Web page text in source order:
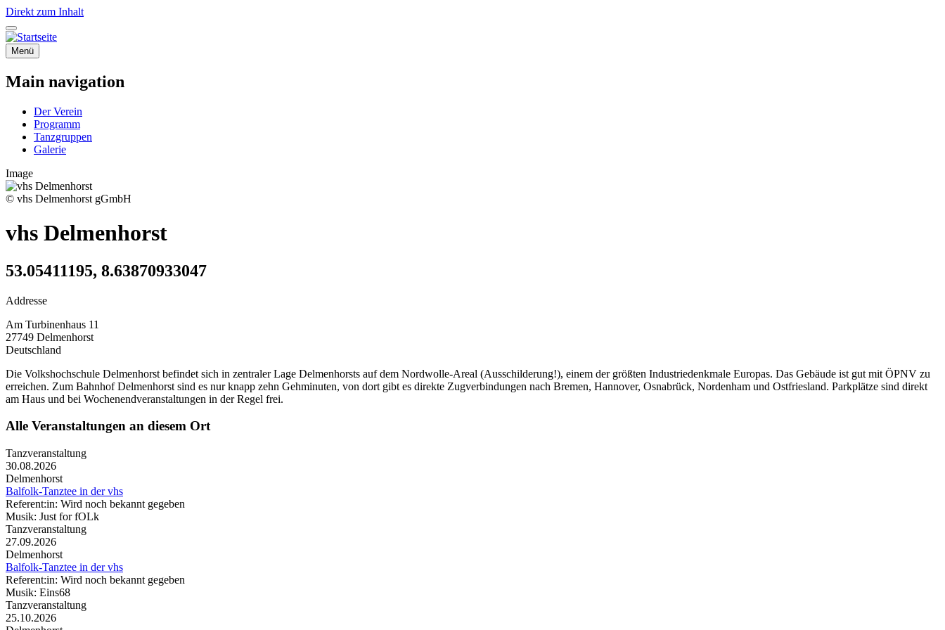
Direkt zum Inhalt
Menü
Main navigation
Der Verein
Programm
Tanzgruppen
Galerie
Image
© vhs Delmenhorst gGmbH
vhs Delmenhorst
53.05411195, 8.63870933047
Addresse
Am Turbinenhaus 11
27749 Delmenhorst
Deutschland
Die Volkshochschule Delmenhorst befindet sich in zentraler Lage Delmenhorsts auf dem Nordwolle-Areal (Ausschilderung!), einem der größten Industriedenkmale Europas. Das Gebäude ist gut mit ÖPNV zu
erreichen. Zum Bahnhof Delmenhorst sind es nur knapp zehn Gehminuten, von dort gibt es direkte Zugverbindungen nach Bremen, Hannover, Osnabrück, Nordenham und Ostfriesland. Parkplätze sind direkt
am Haus und bei Wochenendveranstaltungen in der Regel frei.
Alle Veranstaltungen an diesem Ort
Tanzveranstaltung
30.08.2026
Delmenhorst
Balfolk-Tanztee in der vhs
Referent:in: Wird noch bekannt gegeben
Musik: Just for fOLk
Tanzveranstaltung
27.09.2026
Delmenhorst
Balfolk-Tanztee in der vhs
Referent:in: Wird noch bekannt gegeben
Musik: Eins68
Tanzveranstaltung
25.10.2026